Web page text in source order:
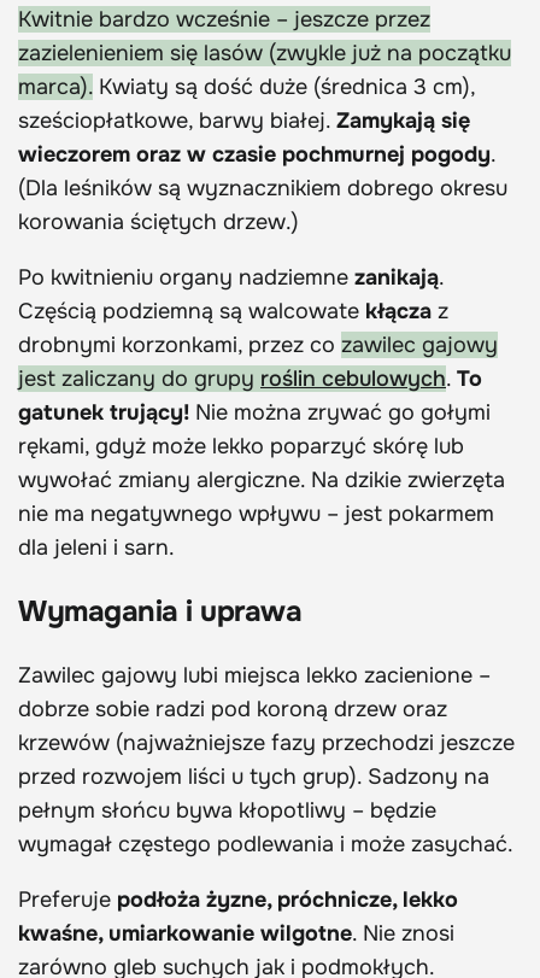
Kwitnie bardzo wcześnie – jeszcze przez
zazielenieniem się lasów (zwykle już na początku
marca). Kwiaty są dość duże (średnica 3 cm),
sześciopłatkowe, barwy białej. Zamykają się
wieczorem oraz w czasie pochmurnej pogody.
(Dla leśników są wyznacznikiem dobrego okresu
korowania ściętych drzew.)
Po kwitnieniu organy nadziemne zanikają.
Częścią podziemną są walcowate kłącza z
drobnymi korzonkami, przez co zawilec gajowy
jest zaliczany do grupy roślin cebulowych. To
gatunek trujący! Nie można zrywać go gołymi
rękami, gdyż może lekko poparzyć skórę lub
wywołać zmiany alergiczne. Na dzikie zwierzęta
nie ma negatywnego wpływu – jest pokarmem
dla jeleni i sarn.
Wymagania i uprawa
Zawilec gajowy lubi miejsca lekko zacienione –
dobrze sobie radzi pod koroną drzew oraz
krzewów (najważniejsze fazy przechodzi jeszcze
przed rozwojem liści u tych grup). Sadzony na
pełnym słońcu bywa kłopotliwy – będzie
wymagał częstego podlewania i może zasychać.
Preferuje podłoża żyzne, próchnicze, lekko
kwaśne, umiarkowanie wilgotne. Nie znosi
zarówno gleb suchych jak i podmokłych.